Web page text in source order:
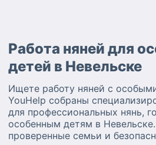
Работа няней для
детей в Невельске
Ищете работу няней с
YouHelp собраны
для профессиональных нянь,
особенным детям в
проверенные семьи и